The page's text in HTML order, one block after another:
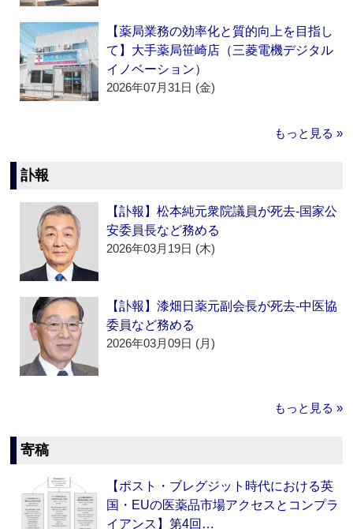
【薬局業務の効率化と質的向上を目指し
て】大手薬局笹崎店（三菱電機デジタル
イノベーション）
2026年07月31日 (金)
もっと見る »
訃報
【訃報】松本純元衆院議員が死去‐国家公
安委員長など務める
2026年03月19日 (木)
【訃報】漆畑日薬元副会長が死去‐中医協
委員など務める
2026年03月09日 (月)
もっと見る »
寄稿
【ポスト・ブレグジット時代における英
国・EUの医薬品市場アクセスとコンプラ
イアンス】第4回…